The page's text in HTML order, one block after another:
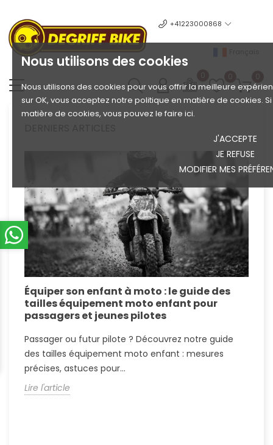
Nous utilisons des cookies
Nous utilisons des cookies pour vous offrir la meilleure
sur OK, vous acceptez notre politique en matière de cookies.
matière de cookies, vous pouvez le faire ici.
J'ACCEPTE
JE REFUSE
MODIFIER MES
+41223000868
Équiper son enfant à moto : le guide des
tailles équipement moto enfant pour
passagers et jeunes pilotes
Passager ou futur pilote ? Découvrez notre guide
des tailles équipement moto enfant : mesures
précises, astuces pour...
Lire l'article